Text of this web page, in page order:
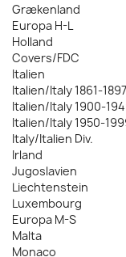
Grækenland
Europa H-L
Holland
Covers/FDC
Italien
Italien/Italy 1861-1897
Italien/Italy 1900-
Italien/Italy 1950-
Italy/Italien Div.
Irland
Jugoslavien
Liechtenstein
Luxembourg
Europa M-S
Malta
Monaco